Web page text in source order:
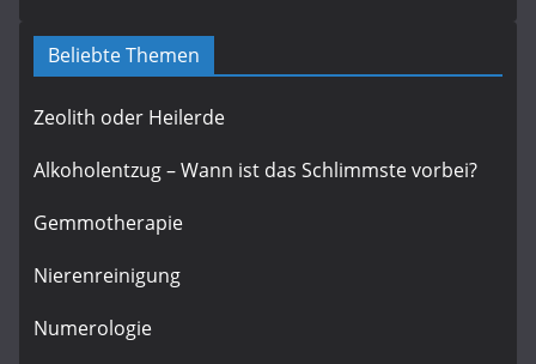
Beliebte Themen
Zeolith oder Heilerde
Alkoholentzug – Wann ist das Schlimmste vorbei?
Gemmotherapie
Nierenreinigung
Numerologie